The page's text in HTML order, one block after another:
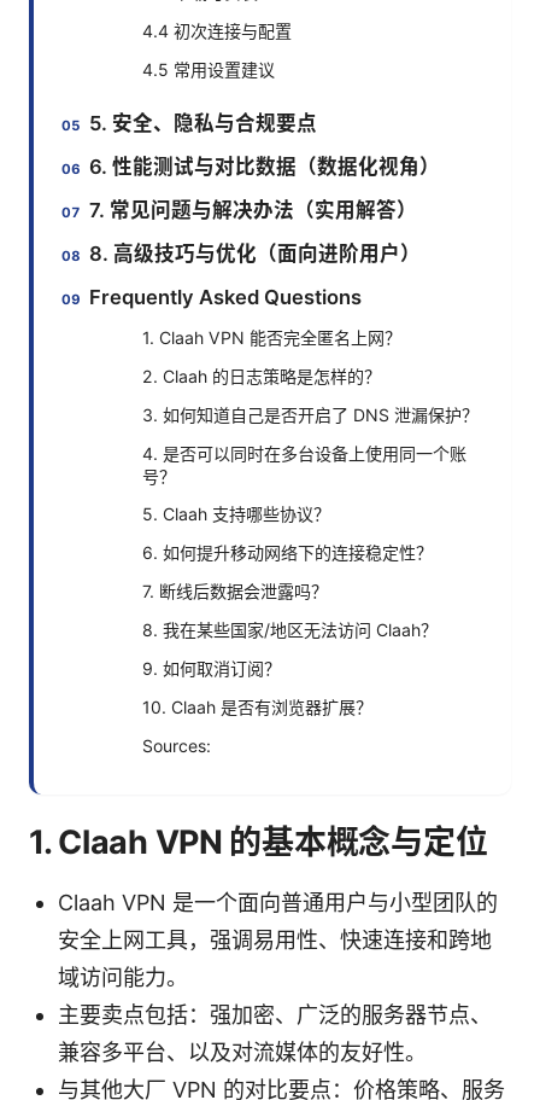
4.4 初次连接与配置
4.5 常用设置建议
5. 安全、隐私与合规要点
6. 性能测试与对比数据（数据化视角）
7. 常见问题与解决办法（实用解答）
8. 高级技巧与优化（面向进阶用户）
Frequently Asked Questions
1. Claah VPN 能否完全匿名上网？
2. Claah 的日志策略是怎样的？
3. 如何知道自己是否开启了 DNS 泄漏保护？
4. 是否可以同时在多台设备上使用同一个账
号？
5. Claah 支持哪些协议？
6. 如何提升移动网络下的连接稳定性？
7. 断线后数据会泄露吗？
8. 我在某些国家/地区无法访问 Claah？
9. 如何取消订阅？
10. Claah 是否有浏览器扩展？
Sources:
1. Claah VPN 的基本概念与定位
Claah VPN 是一个面向普通用户与小型团队的
安全上网工具，强调易用性、快速连接和跨地
域访问能力。
主要卖点包括：强加密、广泛的服务器节点、
兼容多平台、以及对流媒体的友好性。
与其他大厂 VPN 的对比要点：价格策略、服务